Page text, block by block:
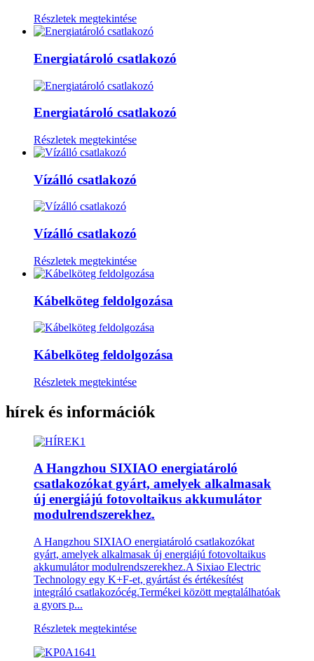
Részletek megtekintése
Energiatároló csatlakozó
Energiatároló csatlakozó
Részletek megtekintése
Vízálló csatlakozó
Vízálló csatlakozó
Részletek megtekintése
Kábelköteg feldolgozása
Kábelköteg feldolgozása
Részletek megtekintése
hírek és információk
A Hangzhou SIXIAO energiatároló
csatlakozókat gyárt, amelyek alkalmasak
új energiájú fotovoltaikus akkumulátor
modulrendszerekhez.
A Hangzhou SIXIAO energiatároló csatlakozókat
gyárt, amelyek alkalmasak új energiájú fotovoltaikus
akkumulátor modulrendszerekhez.A Sixiao Electric
Technology egy K+F-et, gyártást és értékesítést
integráló csatlakozócég.Termékei között megtalálhatóak
a gyors p...
Részletek megtekintése